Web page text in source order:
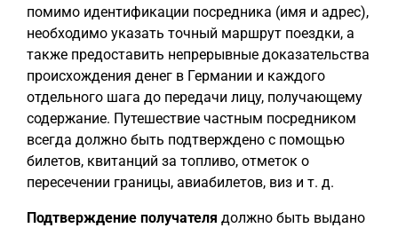
помимо идентификации посредника (имя и адрес),
необходимо указать точный маршрут поездки, а
также предоставить непрерывные доказательства
происхождения денег в Германии и каждого
отдельного шага до передачи лицу, получающему
содержание. Путешествие частным посредником
всегда должно быть подтверждено с помощью
билетов, квитанций за топливо, отметок о
пересечении границы, авиабилетов, виз и т. д.
Подтверждение получателя должно быть выдано